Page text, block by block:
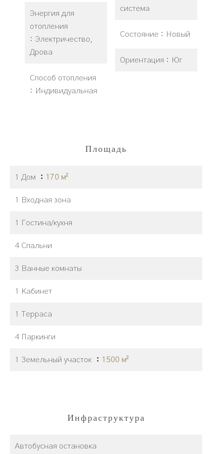
Энергия для
отопления
Электричество,
Дрова
Способ отопления
Индивидуальная
система
Состояние Новый
Ориентация Юг
Площадь
1 Дом 170 м²
1 Входная зона
1 Гостина/кухня
4 Спальни
3 Ванные комнаты
1 Кабинет
1 Терраса
4 Паркинги
1 Земельный участок 1500 м²
Инфраструктура
Автобусная остановка